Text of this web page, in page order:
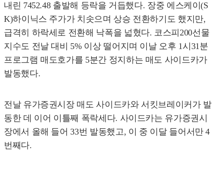
내린 7452.48 출발해 등락을 거듭했다. 장중 에스케이(S
K)하이닉스 주가가 치솟으며 상승 전환하기도 했지만,
급격히 하락세로 전환해 낙폭을 넓혔다. 코스피200선물
지수도 전날 대비 5% 이상 떨어지며 이날 오후 1시31분
프로그램 매도호가를 5분간 정지하는 매도 사이드카가
발동했다.
전날 유가증권시장 매도 사이드카와 서킷브레이커가 발
동한 데 이어 이틀째 폭락세다. 사이드카는 유가증권시
장에서 올해 들어 33번 발동했고, 이 중 이달 들어서만 4
번째다.